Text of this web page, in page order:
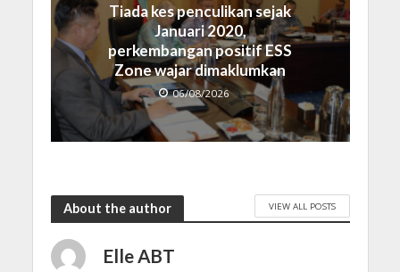
Tiada kes penculikan sejak
Januari 2020,
perkembangan positif ESS
Zone wajar dimaklumkan
06/08/2026
About the author VIEW ALL POSTS
Elle ABT